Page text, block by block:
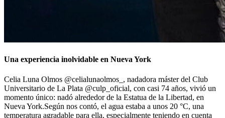
Una experiencia inolvidable en Nueva York
Celia Luna Olmos @celialunaolmos_, nadadora máster del Club
Universitario de La Plata @culp_oficial, con casi 74 años, vivió un
momento único: nadó alrededor de la Estatua de la Libertad, en
Nueva York.Según nos contó, el agua estaba a unos 20 °C, una
temperatura agradable para ella, especialmente teniendo en cuenta